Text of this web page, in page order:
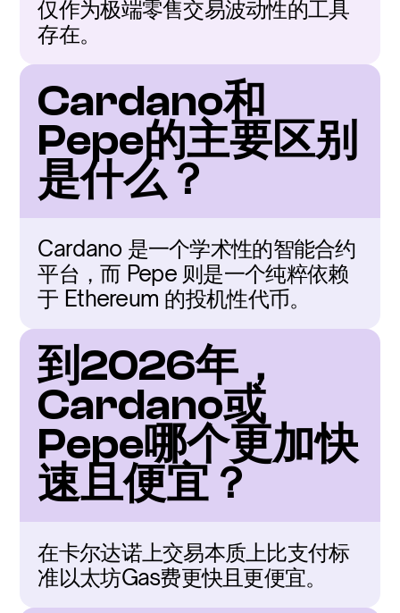
仅作为极端零售交易波动性的工具
存在。
Cardano和
Pepe的主要区别
是什么？
Cardano 是一个学术性的智能合约
平台，而 Pepe 则是一个纯粹依赖
于 Ethereum 的投机性代币。
到2026年，
Cardano或
Pepe哪个更加快
速且便宜？
在卡尔达诺上交易本质上比支付标
准以太坊Gas费更快且更便宜。